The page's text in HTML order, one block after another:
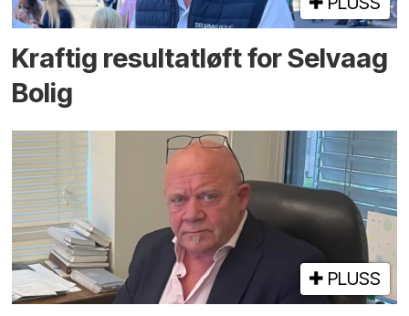
Kraftig resultatløft for Selvaag
Bolig
PLUSS